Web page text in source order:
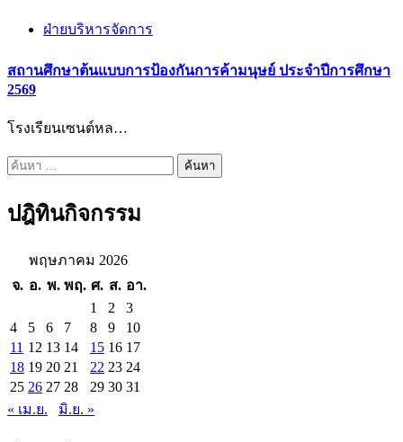
ฝ่ายบริหารจัดการ
สถานศึกษาต้นแบบการป้องกันการค้ามนุษย์ ประจำปีการศึกษา
2569
โรงเรียนเซนต์หล…
ค้นหา
ปฎิทินกิจกรรม
พฤษภาคม 2026
จ. อ. พ. พฤ. ศ. ส. อา.
1
2
3
4
5 6 7 8 9
10
11 12 13 14 15 16 17
18 19 20 21 22 23 24
25 26 27 28 29 30 31
« เม.ย.
มิ.ย. »